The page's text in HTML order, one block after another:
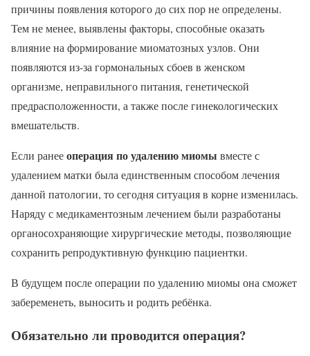
причины появления которого до сих пор не определены.
Тем не менее, выявлены факторы, способные оказать
влияние на формирование миоматозных узлов. Они
появляются из-за гормональных сбоев в женском
организме, неправильного питания, генетической
предрасположенности, а также после гинекологических
вмешательств.
Если ранееоперация по удалению миомы вместе с
удалением матки была единственным способом лечения
данной патологии, то сегодня ситуация в корне изменилась.
Наряду с медикаментозным лечением были разработаны
органосохраняющие хирургические методы, позволяющие
сохранить репродуктивную функцию пациентки.
В будущем после операции по удалению миомы она сможет
забеременеть, выносить и родить ребёнка.
Обязательно ли проводится операция?